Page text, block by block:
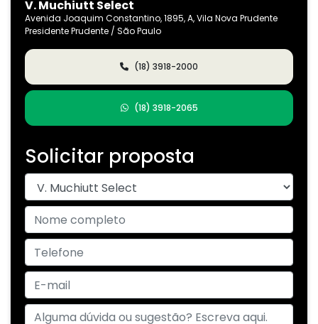
V. Muchiutt Select
Avenida Joaquim Constantino, 1895, A, Vila Nova Prudente
Presidente Prudente / São Paulo
(18) 3918-2000
(18) 3918-2065
Solicitar proposta